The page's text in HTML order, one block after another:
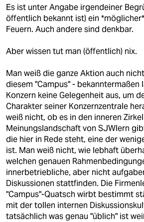
Es ist unter Angabe irgendeiner
öffentlich bekannt ist) ein
Feuern. Auch andere sind denkbar.
Aber wissen tut man (öffentlich) nix.
Man weiß die ganze Aktion auch
diesem "Campus" - bekanntermaßen
Konzern keine Gelegenheit aus, um
Charakter seiner Konzernzentrale
weiß nicht, ob es in den inneren
Meinungslandschaft von SJWlern
die hier in Rede steht, eine der
ist. Man weiß nicht, wie lebhaft
welchen genauen
innerbetriebliche, aber nicht
Diskussionen stattfinden. Die
"Campus"-Quatsch wirbt bestimmt
mit der tollen internen
tatsächlich was genau "üblich" ist